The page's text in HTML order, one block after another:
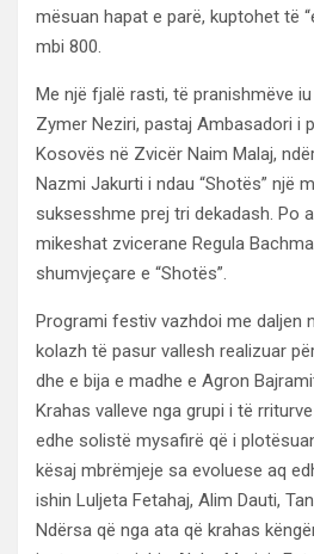
mësuan hapat e parë, kuptohet të
mbi 800.
Me një fjalë rasti, të pranishmëve
Zymer Neziri, pastaj Ambasadori i
Kosovës në Zvicër Naim Malaj,
Nazmi Jakurti i ndau “Shotës” një
suksesshme prej tri dekadash. Po
mikeshat zvicerane Regula
shumvjeçare e “Shotës”.
Programi festiv vazhdoi me daljen
kolazh të pasur vallesh realizuar
dhe e bija e madhe e Agron
Krahas valleve nga grupi i të
edhe solistë mysafirë që i
kësaj mbrëmjeje sa evoluese aq
ishin Luljeta Fetahaj, Alim Dauti,
Ndërsa që nga ata që krahas